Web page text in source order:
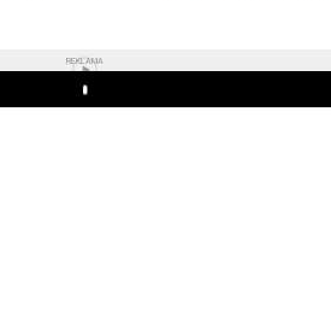
REKLAMA
Play